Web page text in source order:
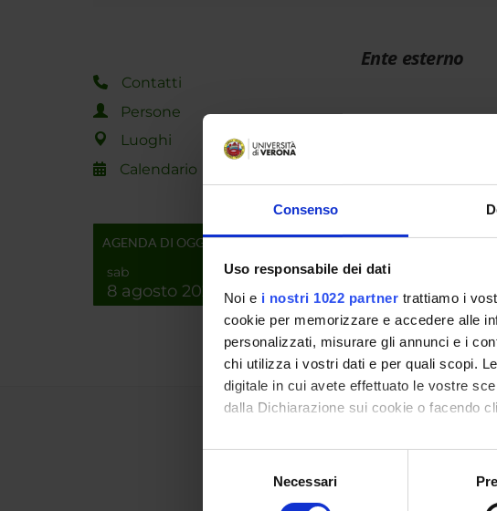
Consenso
Uso responsabile dei dati
Noi e i nostri 1022 partner trattiamo i
cookie per memorizzare e accedere alle
personalizzati, misurare gli annunci e i
chi utilizza i vostri dati e per quali scopi.
digitale in cui avete effettuato le vostre
dalla Dichiarazione sui cookie o facendo
Con il tuo consenso, vorremmo anche:
raccogliere informazioni sulla tua
Necessari
Contatti
Persone
Luoghi
Calendario
AGENDA DI OGGI
sab
8 agosto 2026
Ente esterno